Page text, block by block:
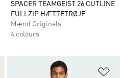
SPACER TEAMGEIST 26 CUTLINE
FULLZIP HÆTTETRØJE
Mænd Originals
4 colours
Føj til ønskeliste